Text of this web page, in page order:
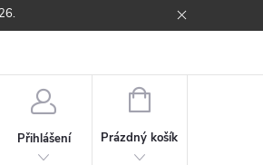
Přihlášení
NÁKUPNÍ
Prázdný košík